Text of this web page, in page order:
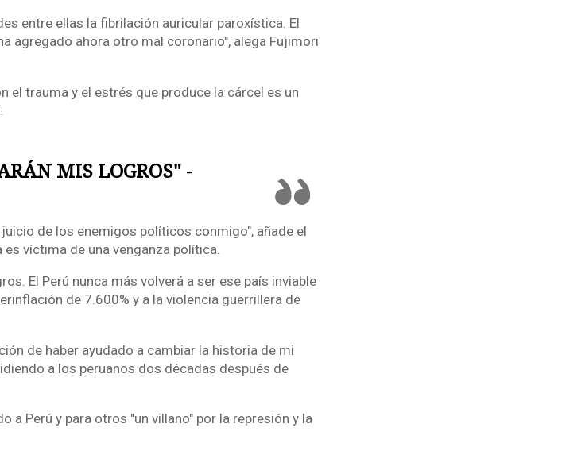
entre ellas la fibrilación auricular paroxística. El
agregado ahora otro mal coronario", alega Fujimori
el trauma y el estrés que produce la cárcel es un
MIS LOGROS" -
de los enemigos políticos conmigo", añade el
víctima de una venganza política.
El Perú nunca más volverá a ser ese país inviable
de 7.600% y a la violencia guerrillera de
de haber ayudado a cambiar la historia de mi
a los peruanos dos décadas después de
a Perú y para otros "un villano" por la represión y la